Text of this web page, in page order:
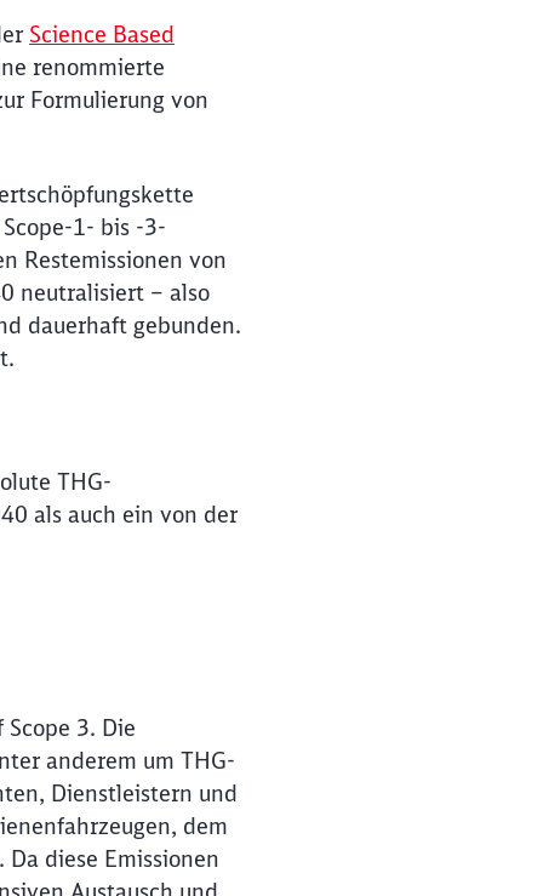
Science Based
renommierte
Formulierung von
1- bis -3-
Restemissionen von
neutralisiert – also
dauerhaft gebunden.
THG-
als auch ein von der
3. Die
anderem um THG-
Dienstleistern und
dem
diese Emissionen